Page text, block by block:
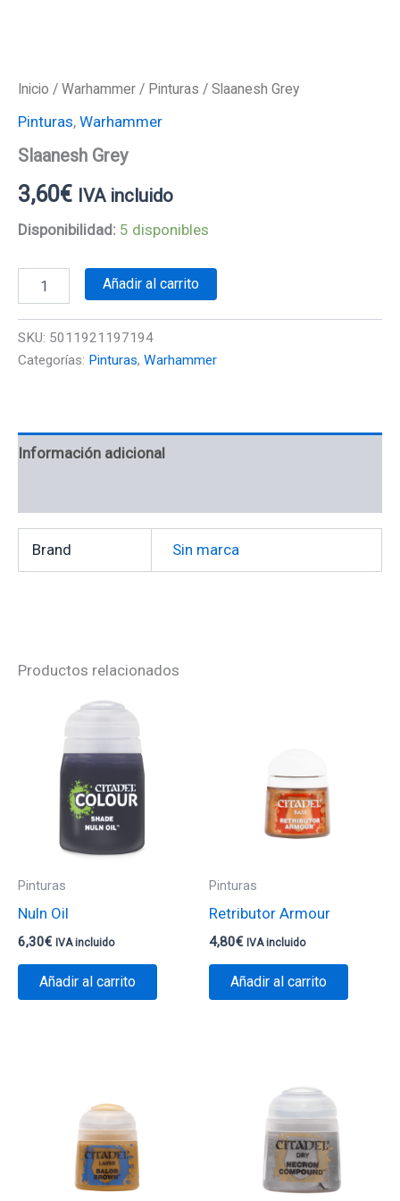
Inicio / Warhammer / Pinturas / Slaanesh Grey
Pinturas, Warhammer
Slaanesh Grey
3,60€ IVA incluido
Disponibilidad: 5 disponibles
Añadir al carrito
SKU: 5011921197194
Categorías: Pinturas, Warhammer
Información adicional
Brand Sin marca
Productos relacionados
Pinturas
Nuln Oil
6,30€ IVA incluido
Añadir al carrito
Pinturas
Retributor Armour
4,80€ IVA incluido
Añadir al carrito